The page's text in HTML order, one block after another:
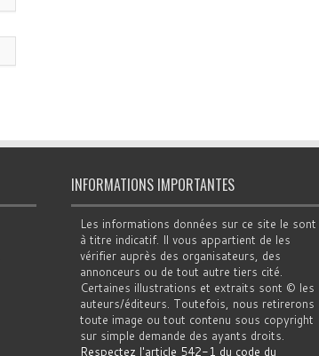
INFORMATIONS IMPORTANTES
Les informations données sur ce site le sont
à titre indicatif. Il vous appartient de les
vérifier auprès des organisateurs, des
annonceurs ou de tout autre tiers cité.
Certaines illustrations et extraits sont © les
auteurs/éditeurs. Toutefois, nous retirerons
toute image ou tout contenu sous copyright
sur simple demande des ayants droits.
Respectez l'article 542-1 du code du